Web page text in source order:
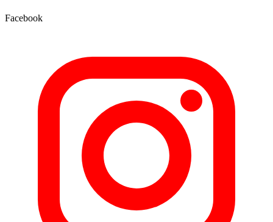
Facebook